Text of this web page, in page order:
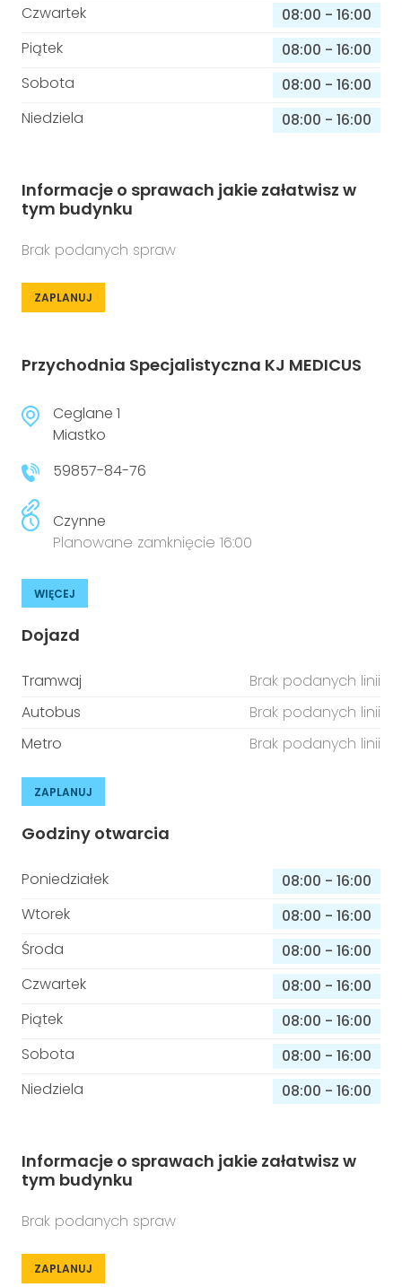
Czwartek
08:00 - 16:00
Piątek
08:00 - 16:00
Sobota
08:00 - 16:00
Niedziela
08:00 - 16:00
Informacje o sprawach jakie załatwisz w
tym budynku
Brak podanych spraw
ZAPLANUJ
Przychodnia Specjalistyczna KJ MEDICUS
Ceglane 1
Miastko
59857-84-76
Czynne
Planowane zamknięcie 16:00
WIĘCEJ
Dojazd
Tramwaj
Brak podanych linii
Autobus
Brak podanych linii
Metro
Brak podanych linii
ZAPLANUJ
Godziny otwarcia
Poniedziałek 08:00 - 16:00
Wtorek
08:00 - 16:00
Środa
08:00 - 16:00
Czwartek
08:00 - 16:00
Piątek
08:00 - 16:00
Sobota
08:00 - 16:00
Niedziela
08:00 - 16:00
Informacje o sprawach jakie załatwisz w
tym budynku
Brak podanych spraw
ZAPLANUJ